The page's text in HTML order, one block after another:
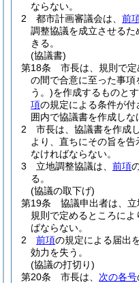
ならない。
2
都市計画審議会は、 前
調整協議を成立させる
きる。
(協議書)
第18条
市長は、規則で
の間で合意に至った事項
う。)を作成するものとす
項の規定による条件が
囲内で協議書を作成しな
2
市長は、協議書を作成
より、直ちにその旨を
なければならない。
3
立地調整協議は、 前項
る。
(協議の取下げ)
第19条
協議申出者は、立
規則で定めるところに
ばならない。
2
前項の規定による届出
効力を失う。
(協議の打切り)
第20条
市長は、 次の各号